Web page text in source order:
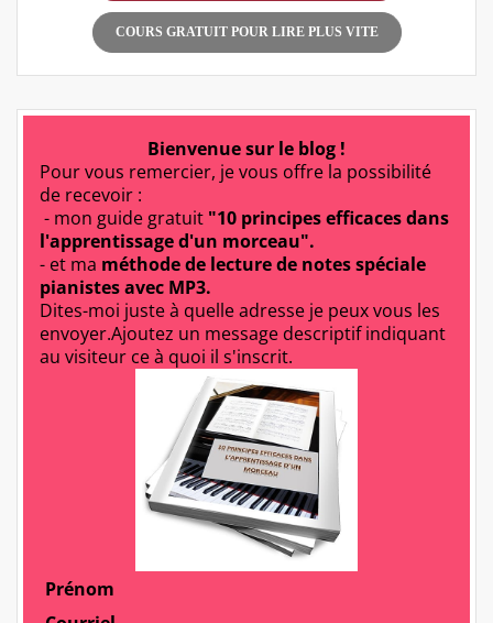
COURS GRATUIT POUR LIRE PLUS VITE